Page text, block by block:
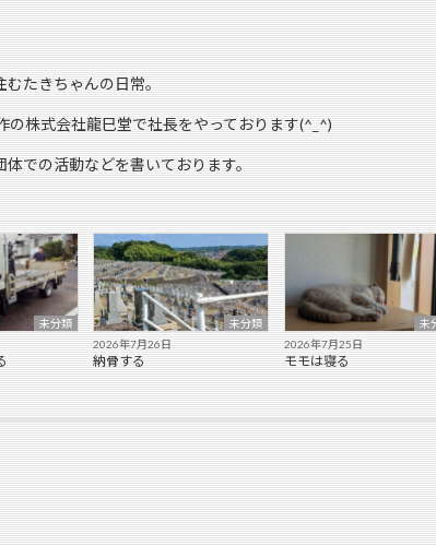
むたきちゃんの日常。
の株式会社龍巳堂で社長をやっております(^_^)
体での活動などを書いております。
未分類
未分類
2026年7月26日
納骨する
未
2026年7月25日
モモは寝る